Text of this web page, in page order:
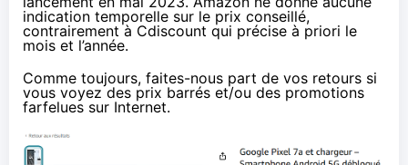
indication temporelle sur le prix conseillé,
contrairement à Cdiscount qui précise à priori le
mois et l’année.
Comme toujours, faites-nous part de vos retours si
vous voyez des prix barrés et/ou des promotions
farfelues sur Internet.